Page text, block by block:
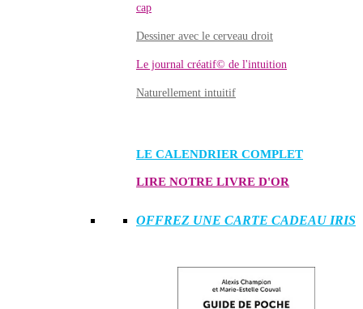
cap
Dessiner avec le cerveau droit
Le journal créatif© de l'intuition
Naturellement intuitif
LE CALENDRIER COMPLET
LIRE NOTRE LIVRE D'OR
OFFREZ UNE CARTE CADEAU IRIS